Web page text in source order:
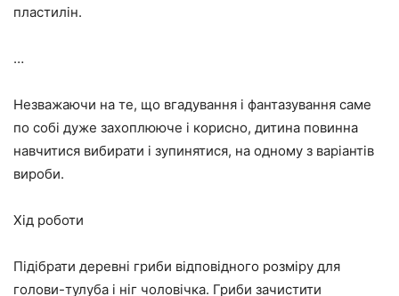
пластилін.
…
Незважаючи на те, що вгадування і фантазування саме
по собі дуже захоплююче і корисно, дитина повинна
навчитися вибирати і зупинятися, на одному з варіантів
вироби.
Хід роботи
Підібрати деревні гриби відповідного розміру для
голови-тулуба і ніг чоловічка. Гриби зачистити